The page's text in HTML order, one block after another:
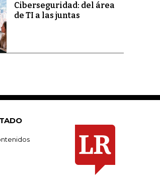
Ciberseguridad: del área
de TI a las juntas